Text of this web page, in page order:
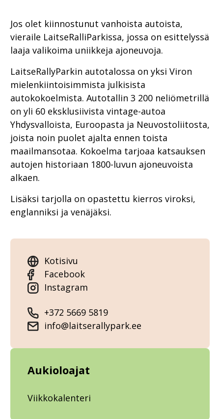
Jos olet kiinnostunut vanhoista autoista,
vieraile LaitseRalliParkissa, jossa on esittelyssä
laaja valikoima uniikkeja ajoneuvoja.
LaitseRallyParkin autotalossa on yksi Viron
mielenkiintoisimmista julkisista
autokokoelmista. Autotallin 3 200 neliömetrillä
on yli 60 eksklusiivista vintage-autoa
Yhdysvalloista, Euroopasta ja Neuvostoliitosta,
joista noin puolet ajalta ennen toista
maailmansotaa. Kokoelma tarjoaa katsauksen
autojen historiaan 1800-luvun ajoneuvoista
alkaen.
Lisäksi tarjolla on opastettu kierros viroksi,
englanniksi ja venäjäksi.
Kotisivu
Facebook
Instagram
+372 5669 5819
info@laitserallypark.ee
Aukioloajat
Viikkokalenteri